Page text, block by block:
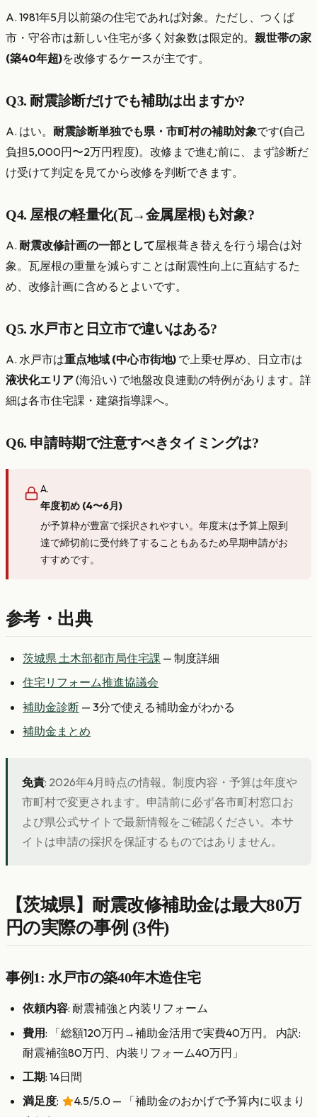
A. 1981年5月以前築の住宅であれば対象。ただし、つくば
市・守谷市は新しい住宅が多く対象数は限定的。 親世帯の家
(築40年超)を改修するケースが主です。
Q3. 耐震診断だけでも補助は出ますか?
A. はい。 耐震診断単独でも県・市町村の補助対象です(自己
負担5,000円〜2万円程度)。改修まで進む前に、まず診断だ
け受けて判定を見てから改修を判断できます。
Q4. 屋根の軽量化(瓦→金属屋根)も対象?
A. 耐震改修計画の一部として屋根葺き替えを行う場合は対
象。瓦屋根の重量を減らすことは耐震性向上に直結するた
め、改修計画に含めるとよいです。
Q5. 水戸市と日立市で違いはある?
A. 水戸市は重点地域 (中心市街地) で上乗せ厚め、日立市は
液状化エリア(海沿い) で地盤改良連動の特例があります。詳
細は各市住宅課・建築指導課へ。
Q6. 申請時期で注意すべきタイミングは?
A.
年度初め (4〜6月)
が予算枠が豊富で採択されやすい。年度末は予算上限到
達で締切前に受付終了することもあるため早期申請がお
すすめです。
参考・出典
茨城県 土木部都市局住宅課 — 制度詳細
住宅リフォーム推進協議会
補助金診断 — 3分で使える補助金がわかる
補助金まとめ
免責: 2026年4月時点の情報。制度内容・予算は年度や
市町村で変更されます。申請前に必ず各市町村窓口お
よび県公式サイトで最新情報をご確認ください。本サ
イトは申請の採択を保証するものではありません。
【茨城県】耐震改修補助金は最大80万
円の実際の事例 (3件)
事例1: 水戸市の築40年木造住宅
依頼内容: 耐震補強と内装リフォーム
費用: 「総額120万円→補助金活用で実費40万円。 内訳:
耐震補強80万円、内装リフォーム40万円」
工期: 14日間
満足度:
4.5/5.0 — 「補助金のおかげで予算内に収まり